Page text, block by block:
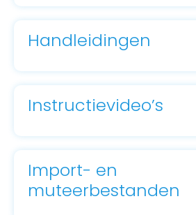
Handleidingen
Instructievideo’s
Import- en
muteerbestanden